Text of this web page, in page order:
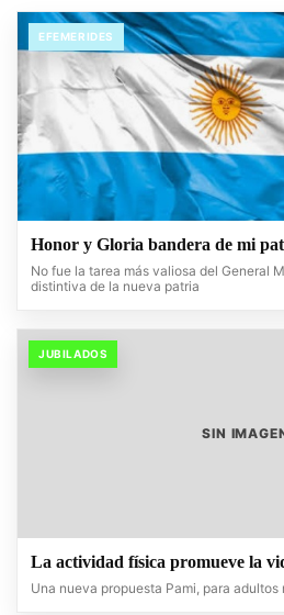
EFEMERIDES
Honor y Gloria bandera de mi
No fue la tarea más valiosa del General
distintiva de la nueva patria
JUBILADOS
SIN
La actividad física promueve la
Una nueva propuesta Pami, para adultos